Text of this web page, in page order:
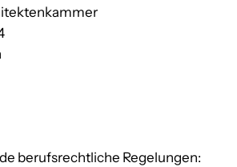
berufsrechtliche Regelungen: